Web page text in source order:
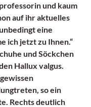
und kaum
auf ihr aktuelles
eine
ich jetzt zu Ihnen.“
und Söckchen
Hallux valgus.
so ein
Rechts deutlich